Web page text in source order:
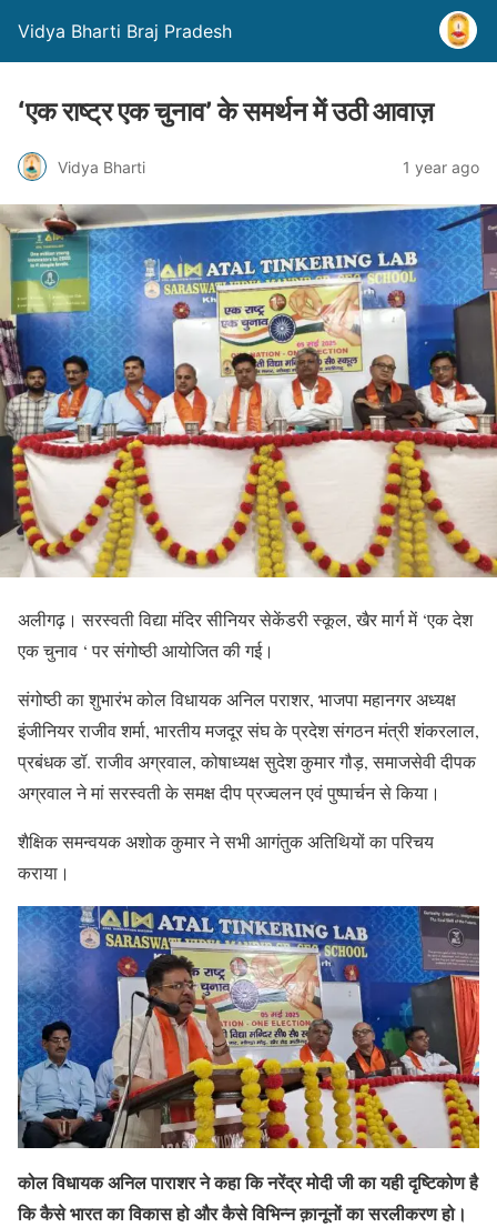
Vidya Bharti Braj Pradesh
‘एक राष्ट्र एक चुनाव’ के समर्थन में उठी आवाज़
Vidya Bharti 1 year ago
अलीगढ़। सरस्वती विद्या मंदिर सीनियर सेकेंडरी स्कूल, खैर मार्ग में ‘एक देश
एक चुनाव ‘ पर संगोष्ठी आयोजित की गई।
संगोष्ठी का शुभारंभ कोल विधायक अनिल पराशर, भाजपा महानगर अध्यक्ष
इंजीनियर राजीव शर्मा, भारतीय मजदूर संघ के प्रदेश संगठन मंत्री शंकरलाल,
प्रबंधक डॉ. राजीव अग्रवाल, कोषाध्यक्ष सुदेश कुमार गौड़, समाजसेवी दीपक
अग्रवाल ने मां सरस्वती के समक्ष दीप प्रज्वलन एवं पुष्पार्चन से किया।
शैक्षिक समन्वयक अशोक कुमार ने सभी आगंतुक अतिथियों का परिचय
कराया।
कोल विधायक अनिल पाराशर ने कहा कि नरेंद्र मोदी जी का यही दृष्टिकोण है
कि कैसे भारत का विकास हो और कैसे विभिन्न क़ानूनों का सरलीकरण हो।